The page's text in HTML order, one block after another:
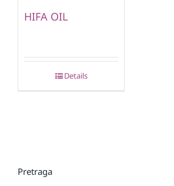
HIFA OIL
Details
Pretraga